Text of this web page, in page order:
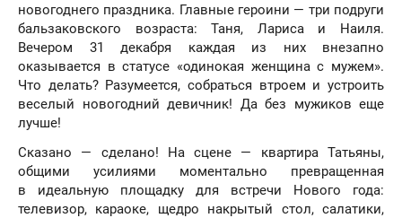
новогоднего праздника. Главные героини — три подруги
бальзаковского возраста: Таня, Лариса и Наиля.
Вечером 31 декабря каждая из них внезапно
оказывается в статусе «одинокая женщина с мужем».
Что делать? Разумеется, собраться втроем и устроить
веселый новогодний девичник! Да без мужиков еще
лучше!
Сказано — сделано! На сцене — квартира Татьяны,
общими усилиями моментально превращенная
в идеальную площадку для встречи Нового года:
телевизор, караоке, щедро накрытый стол, салатики,